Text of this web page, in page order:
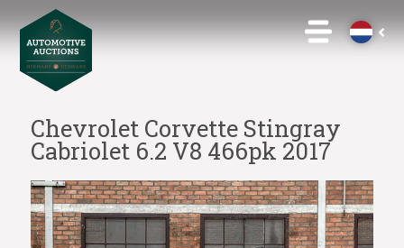
Chevrolet Corvette Stingray
Cabriolet 6.2 V8 466pk 2017